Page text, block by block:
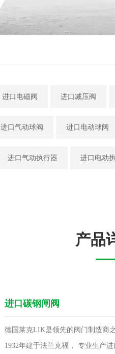
进口电磁阀 进口减压阀
进口气动球阀 进口电动球阀
进口气动执行器 进口电动
产品
进口碳钢闸阀
德国莱克LIK是领先的阀门制造商
1932年建于法兰克福， 专业生产